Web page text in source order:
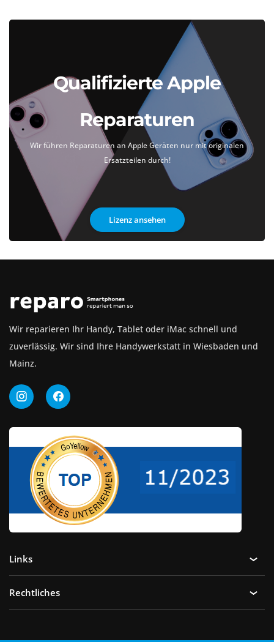
Qualifizierte Apple
Reparaturen
Wir führen Reparaturen an Apple Geräten nur mit originalen
Ersatzteilen durch!
Lizenz ansehen
Wir reparieren Ihr Handy, Tablet oder iMac schnell und
zuverlässig. Wir sind Ihre Handywerkstatt in Wiesbaden und
Mainz.
Links
Rechtliches